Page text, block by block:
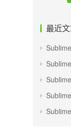
最近